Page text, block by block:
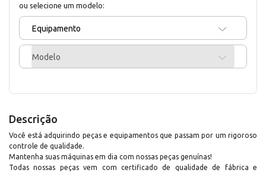
ou selecione um modelo:
Equipamento
Modelo
Descrição
Você está adquirindo peças e equipamentos que passam por um rigoroso
controle de qualidade.
Mantenha suas máquinas em dia com nossas peças genuínas!
Todas nossas peças vem com certificado de qualidade de fábrica e